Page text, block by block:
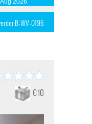
B-WV-0196
€ 10